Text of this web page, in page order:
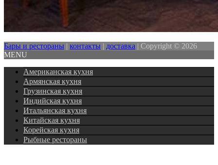
Бары и рестораны | контакты | доставка | Copyright © 2026
MENU
Американская кухня
Армянская кухня
Грузинская кухня
Индийская кухня
Итальянская кухня
Китайская кухня
Корейская кухня
Рыбные рестораны